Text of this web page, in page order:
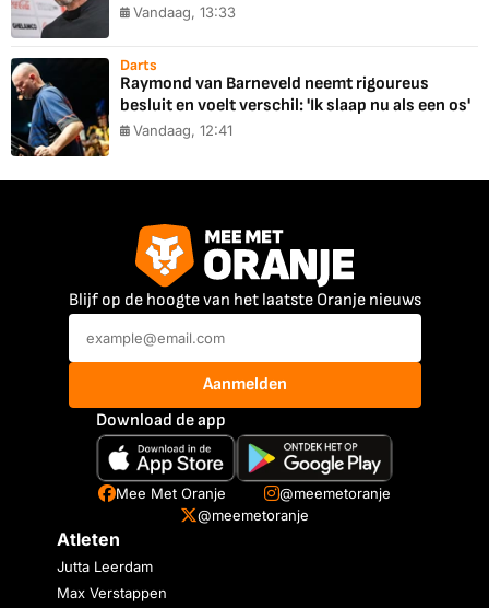
Vandaag, 13:33
Darts
Raymond van Barneveld neemt rigoureus
besluit en voelt verschil: 'Ik slaap nu als een os'
Vandaag, 12:41
Blijf op de hoogte van het laatste Oranje nieuws
Aanmelden
Download de app
Mee Met Oranje
@meemetoranje
@meemetoranje
Atleten
Jutta Leerdam
Max Verstappen